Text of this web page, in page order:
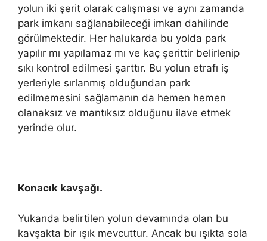
yolun iki şerit olarak calışması ve aynı zamanda
park imkanı sağlanabileceği imkan dahilinde
görülmektedir. Her halukarda bu yolda park
yapılır mı yapılamaz mı ve kaç şerittir belirlenip
sıkı kontrol edilmesi şarttır. Bu yolun etrafı iş
yerleriyle sırlanmış olduğundan park
edilmemesini sağlamanın da hemen hemen
olanaksız ve mantıksız olduğunu ilave etmek
yerinde olur.
Konacık kavşağı.
Yukarıda belirtilen yolun devamında olan bu
kavşakta bir ışık mevcuttur. Ancak bu ışıkta sola